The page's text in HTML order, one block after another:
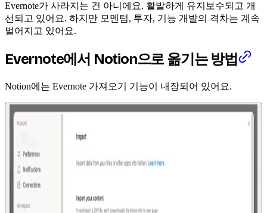
Evernote가 사라지는 건 아니에요. 활발하게 유지보수되고 개
선되고 있어요. 하지만 모멘텀, 투자, 기능 개발의 격차는 계속
벌어지고 있어요.
Evernote에서 Notion으로 옮기는 방법
Notion에는 Evernote 가져오기 기능이 내장되어 있어요.